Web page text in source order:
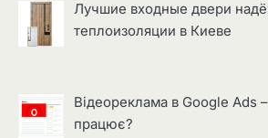
Лучшие входные двери
теплоизоляции в Киеве
Відеореклама в Google Ads
працює?